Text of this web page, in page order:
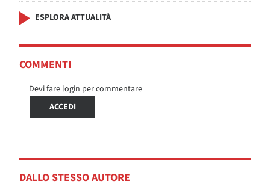
ESPLORA ATTUALITÀ
COMMENTI
Devi fare login per commentare
ACCEDI
DALLO STESSO AUTORE